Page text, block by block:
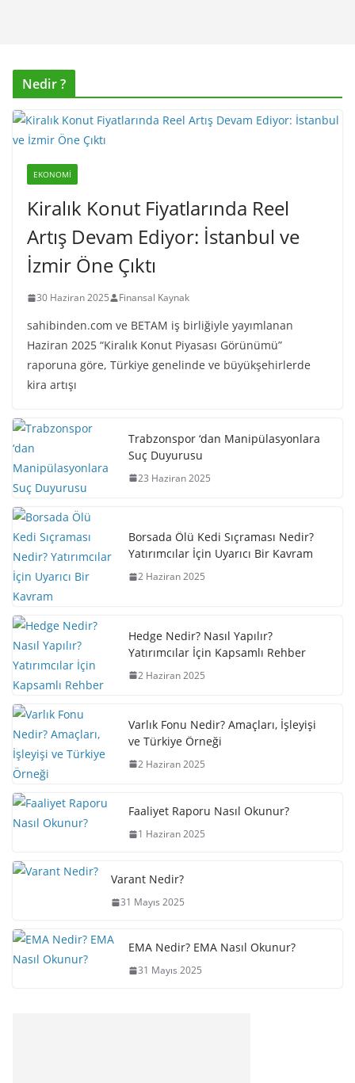
Nedir ?
EKONOMI
Kiralık Konut Fiyatlarında Reel
Artış Devam Ediyor: İstanbul ve
İzmir Öne Çıktı
30 Haziran 2025 Finansal Kaynak
sahibinden.com ve BETAM iş birliğiyle yayımlanan
Haziran 2025 “Kiralık Konut Piyasası Görünümü”
raporuna göre, Türkiye genelinde ve büyükşehirlerde
kira artışı
Trabzonspor ‘dan Manipülasyonlara
Suç Duyurusu
23 Haziran 2025
Borsada Ölü Kedi Sıçraması Nedir?
Yatırımcılar İçin Uyarıcı Bir Kavram
2 Haziran 2025
Hedge Nedir? Nasıl Yapılır?
Yatırımcılar İçin Kapsamlı Rehber
2 Haziran 2025
Varlık Fonu Nedir? Amaçları, İşleyişi
ve Türkiye Örneği
2 Haziran 2025
Faaliyet Raporu Nasıl Okunur?
1 Haziran 2025
Varant Nedir?
31 Mayıs 2025
EMA Nedir? EMA Nasıl Okunur?
31 Mayıs 2025